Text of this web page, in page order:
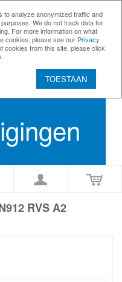
to analyze anonymized traffic and
We do not track data for
For more information on what
cookies, please see our Privacy
cookies from this site, please click
TOESTAAN
RVS A2